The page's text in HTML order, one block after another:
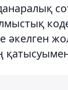
әкелген